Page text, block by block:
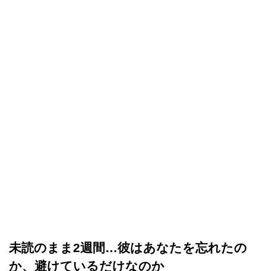
未読のまま2週間…彼はあなたを忘れたの
か、避けているだけなのか